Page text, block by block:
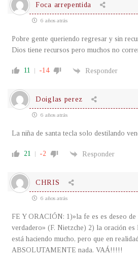
Foca arrepentida
6 años atrás
Pobre gente queriendo regresar y sin
Dios tiene recursos pero muchos no
11 -14 Responder
Doiglas perez
6 años atrás
La niña de santa tecla solo destilando
21 -2 Responder
CHRIS
6 años atrás
FE Y ORACIÓN: 1)»la fe es es deseo de
verdadero» (F. Nietzche) 2) la oración es
está haciendo mucho, pero que en
ABSOLUTAMENTE nada. VAÁ!!!!!